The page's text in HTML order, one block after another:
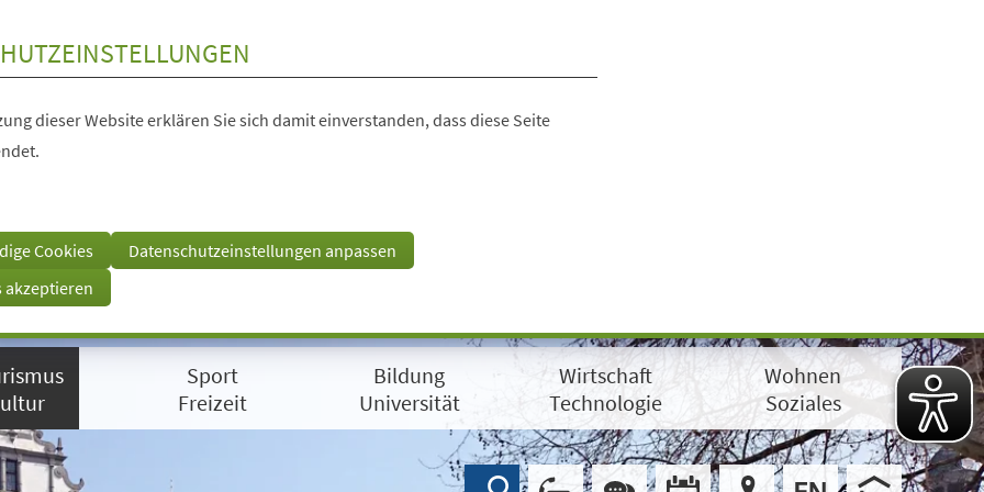
dieser Website erklären Sie sich damit einverstanden, dass diese Seite
Cookies
Datenschutzeinstellungen anpassen
akzeptieren
Sport
Freizeit
Bildung
Universität
Wirtschaft
Technologie
Wohnen
Soziales